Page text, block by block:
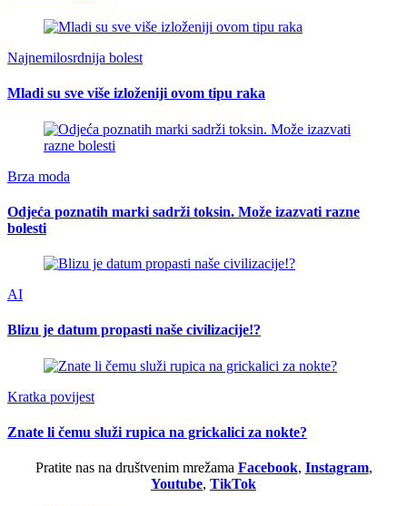
Najnemilosrdnija bolest
Mladi su sve više izloženiji ovom tipu raka
Brza moda
Odjeća poznatih marki sadrži toksin. Može izazvati razne
bolesti
AI
Blizu je datum propasti naše civilizacije!?
Kratka povijest
Znate li čemu služi rupica na grickalici za nokte?
Pratite nas na društvenim mrežama Facebook, Instagram,
Youtube, TikTok